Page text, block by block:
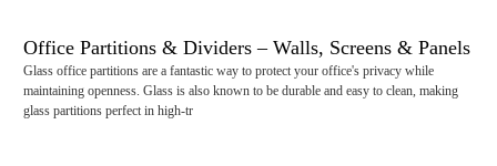
Office Partitions & Dividers – Walls, Screens & Panels
Glass office partitions are a fantastic way to protect your office's privacy while
maintaining openness. Glass is also known to be durable and easy to clean, making
glass partitions perfect in high-tr